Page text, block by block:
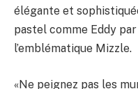
élégante et
pastel comme Eddy
l’emblématique Mizzle.
«Ne peignez pas les